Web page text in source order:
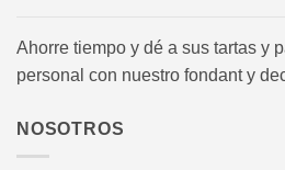
Ahorre tiempo y dé a sus tartas y
personal con nuestro fondant y
NOSOTROS